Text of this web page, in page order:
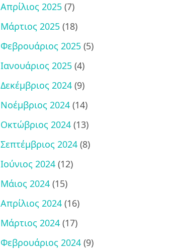
Απρίλιος 2025 (7)
Μάρτιος 2025 (18)
Φεβρουάριος 2025 (5)
Ιανουάριος 2025 (4)
Δεκέμβριος 2024 (9)
Νοέμβριος 2024 (14)
Οκτώβριος 2024 (13)
Σεπτέμβριος 2024 (8)
Ιούνιος 2024 (12)
Μάιος 2024 (15)
Απρίλιος 2024 (16)
Μάρτιος 2024 (17)
Φεβρουάριος 2024 (9)